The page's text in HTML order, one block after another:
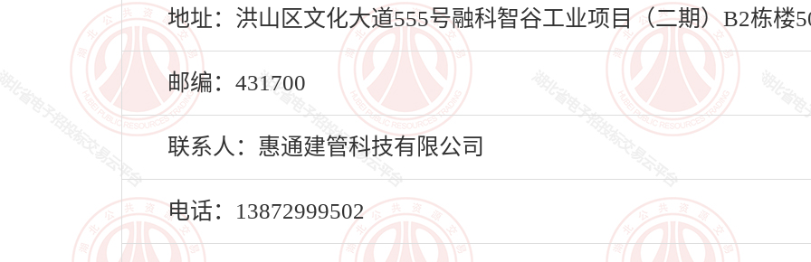
地址：洪山区文化大道555号融科智谷工业项目（二期）B2栋楼
邮编：431700
联系人：惠通建管科技有限公司
电话：13872999502